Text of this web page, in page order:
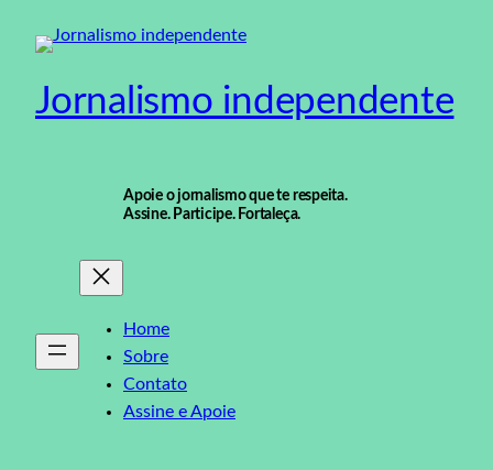
para
conteúdo
Jornalismo independente
Apoie o jornalismo que te respeita.
Assine. Participe. Fortaleça.
Home
Sobre
Contato
Assine e Apoie